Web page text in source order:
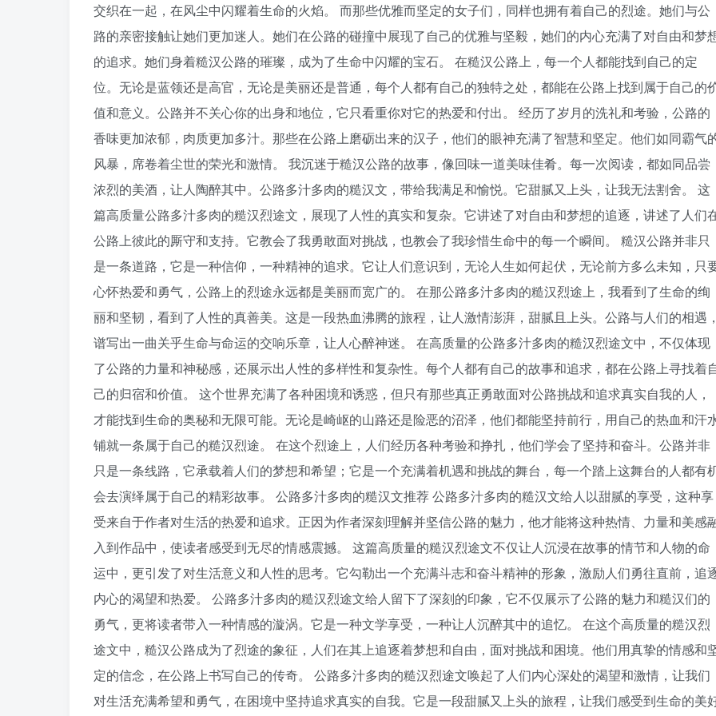
交织在一起，在风尘中闪耀着生命的火焰。 而那些优雅而坚定的女子们，同样也拥有着自己的烈途。她们与公
路的亲密接触让她们更加迷人。她们在公路的碰撞中展现了自己的优雅与坚毅，她们的内心充满了对自由和梦
的追求。她们身着糙汉公路的璀璨，成为了生命中闪耀的宝石。 在糙汉公路上，每一个人都能找到自己的定
位。无论是蓝领还是高官，无论是美丽还是普通，每个人都有自己的独特之处，都能在公路上找到属于自己的
值和意义。公路并不关心你的出身和地位，它只看重你对它的热爱和付出。 经历了岁月的洗礼和考验，公路的
香味更加浓郁，肉质更加多汁。那些在公路上磨砺出来的汉子，他们的眼神充满了智慧和坚定。他们如同霸气
风暴，席卷着尘世的荣光和激情。 我沉迷于糙汉公路的故事，像回味一道美味佳肴。每一次阅读，都如同品尝
浓烈的美酒，让人陶醉其中。公路多汁多肉的糙汉文，带给我满足和愉悦。它甜腻又上头，让我无法割舍。 这
篇高质量公路多汁多肉的糙汉烈途文，展现了人性的真实和复杂。它讲述了对自由和梦想的追逐，讲述了人们
公路上彼此的厮守和支持。它教会了我勇敢面对挑战，也教会了我珍惜生命中的每一个瞬间。 糙汉公路并非只
是一条道路，它是一种信仰，一种精神的追求。它让人们意识到，无论人生如何起伏，无论前方多么未知，只
心怀热爱和勇气，公路上的烈途永远都是美丽而宽广的。 在那公路多汁多肉的糙汉烈途上，我看到了生命的绚
丽和坚韧，看到了人性的真善美。这是一段热血沸腾的旅程，让人激情澎湃，甜腻且上头。公路与人们的相遇，
谱写出一曲关乎生命与命运的交响乐章，让人心醉神迷。 在高质量的公路多汁多肉的糙汉烈途文中，不仅体现
了公路的力量和神秘感，还展示出人性的多样性和复杂性。每个人都有自己的故事和追求，都在公路上寻找着
己的归宿和价值。 这个世界充满了各种困境和诱惑，但只有那些真正勇敢面对公路挑战和追求真实自我的人，
才能找到生命的奥秘和无限可能。无论是崎岖的山路还是险恶的沼泽，他们都能坚持前行，用自己的热血和汗
铺就一条属于自己的糙汉烈途。 在这个烈途上，人们经历各种考验和挣扎，他们学会了坚持和奋斗。公路并非
只是一条线路，它承载着人们的梦想和希望；它是一个充满着机遇和挑战的舞台，每一个踏上这舞台的人都有
会去演绎属于自己的精彩故事。 公路多汁多肉的糙汉文推荐 公路多汁多肉的糙汉文给人以甜腻的享受，这种享
受来自于作者对生活的热爱和追求。正因为作者深刻理解并坚信公路的魅力，他才能将这种热情、力量和美感
入到作品中，使读者感受到无尽的情感震撼。 这篇高质量的糙汉烈途文不仅让人沉浸在故事的情节和人物的命
运中，更引发了对生活意义和人性的思考。它勾勒出一个充满斗志和奋斗精神的形象，激励人们勇往直前，追
内心的渴望和热爱。 公路多汁多肉的糙汉烈途文给人留下了深刻的印象，它不仅展示了公路的魅力和糙汉们的
勇气，更将读者带入一种情感的漩涡。它是一种文学享受，一种让人沉醉其中的追忆。 在这个高质量的糙汉烈
途文中，糙汉公路成为了烈途的象征，人们在其上追逐着梦想和自由，面对挑战和困境。他们用真挚的情感和
定的信念，在公路上书写自己的传奇。 公路多汁多肉的糙汉烈途文唤起了人们内心深处的渴望和激情，让我们
对生活充满希望和勇气，在困境中坚持追求真实的自我。它是一段甜腻又上头的旅程，让我们感受到生命的美